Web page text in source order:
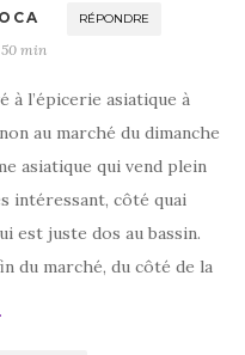
RÉPONDRE
50 min
à l’épicerie asiatique à
au marché du dimanche
asiatique qui vend plein
intéressant, côté quai
est juste dos au bassin.
du marché, du côté de la